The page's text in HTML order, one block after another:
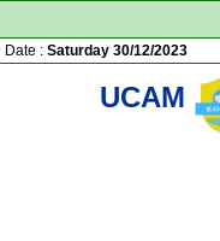
Date : Saturday 30/12/2023
UCAM